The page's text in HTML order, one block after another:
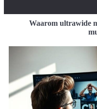
Waarom ultrawide